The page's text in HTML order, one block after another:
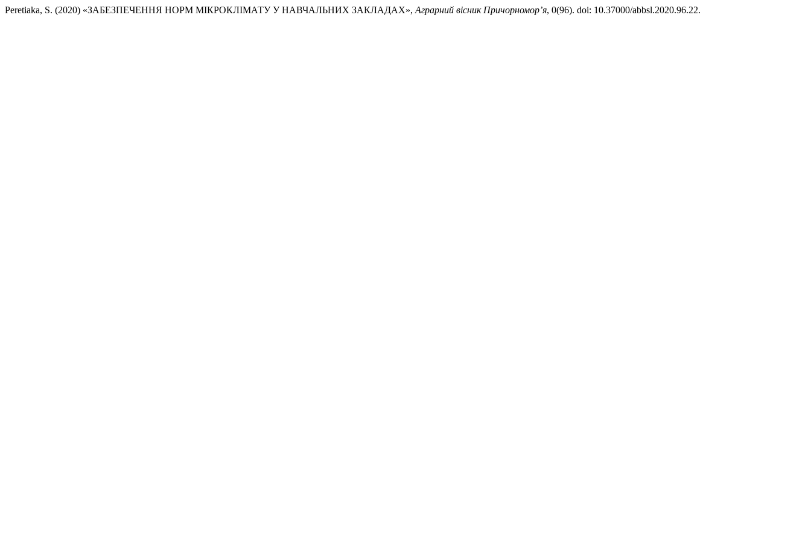
Peretiaka, S. (2020) «ЗАБЕЗПЕЧЕННЯ НОРМ МІКРОКЛІМАТУ У НАВЧАЛЬНИХ ЗАКЛАДАХ», Аграрний вісник Причорномор’я, 0(96). doi: 10.37000/abbsl.2020.96.22.